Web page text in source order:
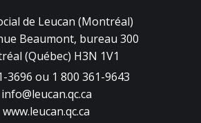
de Leucan (Montréal)
Beaumont, bureau 300
(Québec) H3N 1V1
3696 ou 1 800 361-9643
info@leucan.qc.ca
www.leucan.qc.ca